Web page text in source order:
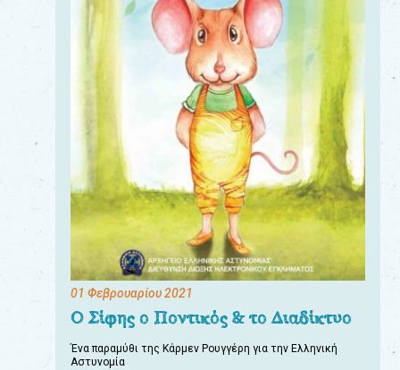
01 Φεβρουαρίου 2021
Ο Σίφης ο Ποντικός & το Διαδίκτυο
Ένα παραμύθι της Κάρμεν Ρουγγέρη για την Ελληνική
Αστυνομία